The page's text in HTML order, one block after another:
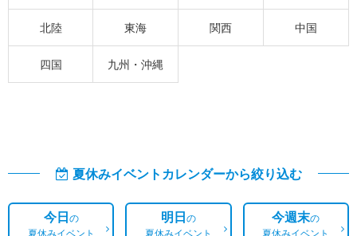
北陸 東海 関西 中国
四国 九州・沖縄
夏休みイベントカレンダーから絞り込む
今日の
夏休みイベント
明日の
夏休みイベント
今週末の
夏休みイベント